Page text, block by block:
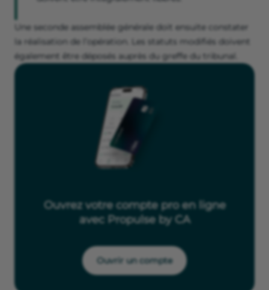
Une seconde assemblée générale doit ensuite constater
la réalisation de l’opération. Les statuts modifiés doivent
également être déposés auprès du greffe du tribunal.
Ouvrez votre compte pro en ligne
avec Propulse by CA
Ouvrir un compte